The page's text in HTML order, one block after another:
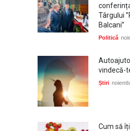
Târgului
Balcani”
Politică
vindecă-
Știri
Cum să